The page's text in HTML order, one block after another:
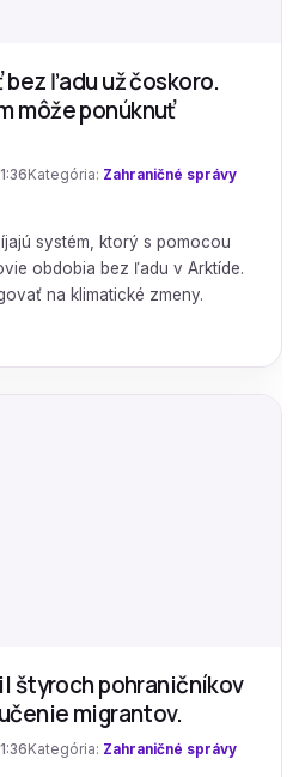
ľadu už čoskoro.
môže ponúknuť
Kategória: Zahraničné správy
systém, ktorý s pomocou
obdobia bez ľadu v Arktíde.
na klimatické zmeny.
štyroch pohraničníkov
migrantov.
Kategória: Zahraničné správy